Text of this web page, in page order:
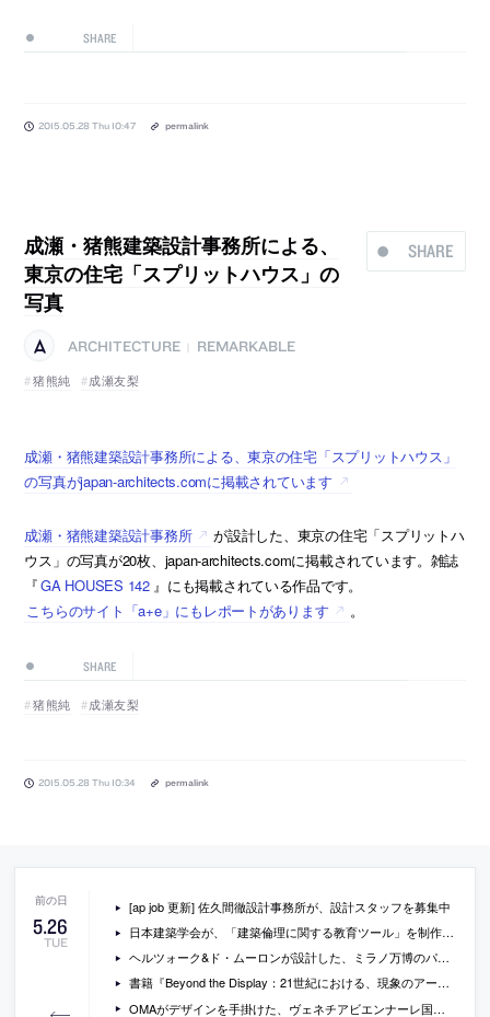
SHARE
2015.05.28 Thu 10:47 permalink
SHARE
成瀬・猪熊建築設計事務所による、
東京の住宅「スプリットハウス」の
写真
ARCHITECTURE
REMARKABLE
猪熊純
成瀬友梨
成瀬・猪熊建築設計事務所による、東京の住宅「スプリットハウス」
の写真がjapan-architects.comに掲載されています
成瀬・猪熊建築設計事務所
が設計した、東京の住宅「スプリットハ
ウス」の写真が20枚、japan-architects.comに掲載されています。雑誌
『GA HOUSES 142 』にも掲載されている作品です。
こちらのサイト「a+e」にもレポートがあります
。
SHARE
猪熊純 成瀬友梨
2015.05.28 Thu 10:34 permalink
5.26
TUE
[ap job 更新] 佐久間徹設計事務所が、設計スタッフを募集中
日本建築学会が、「建築倫理に関する教育ツール」を制作して、PDFで公開
ヘルツォーク&ド・ムーロンが設計した、ミラノ万博のパヴィリオン「Slow Food Pavilion」の写真など
書籍『Beyond the Display：21世紀における、現象のアートとデザイン』
OMAがデザインを手掛けた、ヴェネチアビエンナーレ国際美術展の中国館の写真など